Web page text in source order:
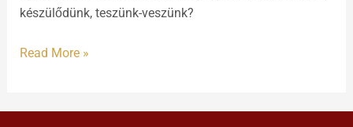
készülődünk, teszünk-veszünk?
Read More »